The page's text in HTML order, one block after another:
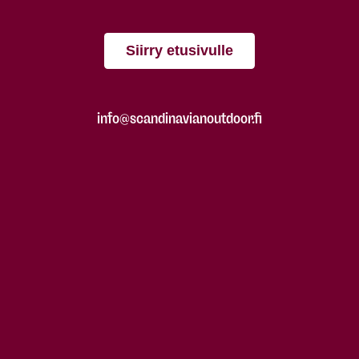
Siirry etusivulle
info@scandinavianoutdoor.fi